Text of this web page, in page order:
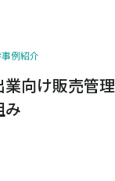
事例紹介
向け販売管
み